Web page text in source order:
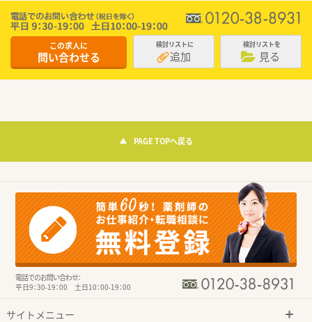
この求人に
問い合わせる
検討リストに
追加
検討リストを
見る
PAGE TOPへ戻る
電話でのお問い合わせ：
平日9：30-19：00 土日10：00-19：00
サイトメニュー